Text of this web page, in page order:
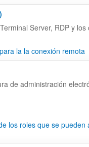
Server, RDP y los
la la conexión remota
de administración
los roles que se pueden